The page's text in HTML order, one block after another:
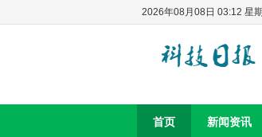
2026年08月08日 03:12 星
首页 新闻资讯